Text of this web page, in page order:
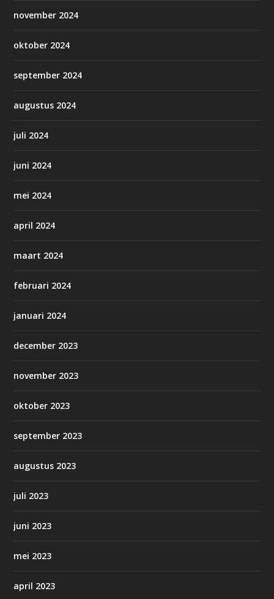
november 2024
oktober 2024
september 2024
augustus 2024
juli 2024
juni 2024
mei 2024
april 2024
maart 2024
februari 2024
januari 2024
december 2023
november 2023
oktober 2023
september 2023
augustus 2023
juli 2023
juni 2023
mei 2023
april 2023